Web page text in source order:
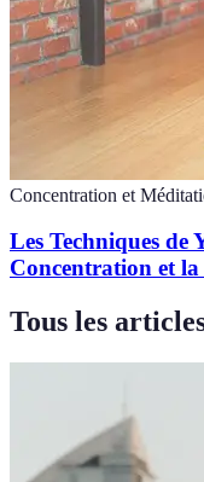
Concentration et
Les Techniques de
Concentration et
Tous les